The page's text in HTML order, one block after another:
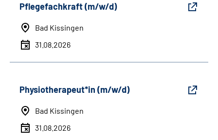
Pflegefachkraft (m/w/d)
Bad Kissingen
31.08.2026
Physiotherapeut*in (m/w/d)
Bad Kissingen
31.08.2026